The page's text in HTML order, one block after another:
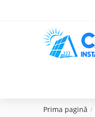
Prima pagină